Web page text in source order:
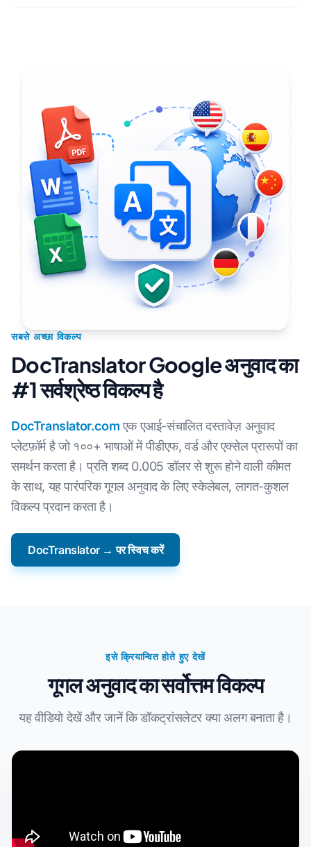
सबसे अच्छा विकल्प
DocTranslator Google अनुवाद का
#1 सर्वश्रेष्ठ विकल्प है
DocTranslator.comएक एआई-संचालित दस्तावेज़ अनुवाद
प्लेटफ़ॉर्म है जो १००+ भाषाओं में पीडीएफ, वर्ड और एक्सेल प्रारूपों का
समर्थन करता है। प्रति शब्द 0.005 डॉलर से शुरू होने वाली कीमत
के साथ, यह पारंपरिक गूगल अनुवाद के लिए स्केलेबल, लागत-कुशल
विकल्प प्रदान करता है।
DocTranslator → पर स्विच करें
इसे क्रियान्वित होते हुए देखें
गूगल अनुवाद का सर्वोत्तम विकल्प
यह वीडियो देखें और जानें कि डॉकट्रांसलेटर क्या अलग बनाता है।